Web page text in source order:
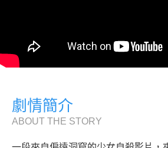
劇情簡介
ABOUT THE STORY